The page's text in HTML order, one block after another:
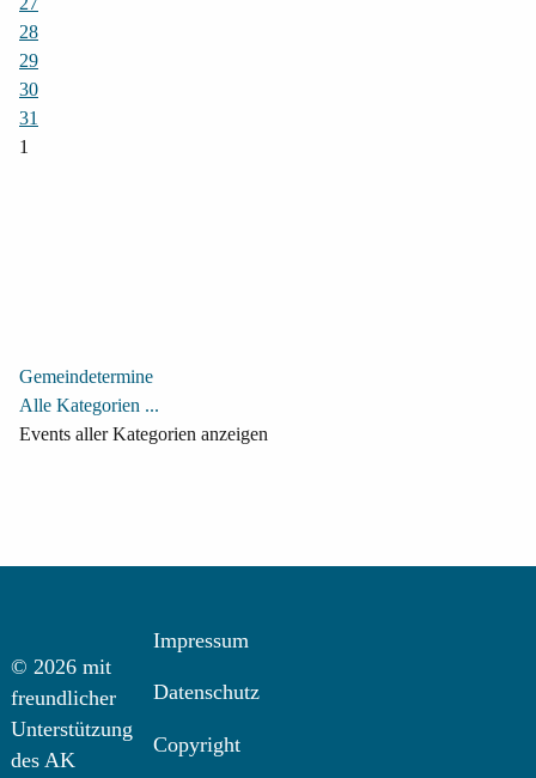
28
29
30
31
1
Gemeindetermine
Alle Kategorien ...
Events aller Kategorien anzeigen
© 2026 mit
freundlicher
Unterstützung
des AK
Impressum
Datenschutz
Copyright